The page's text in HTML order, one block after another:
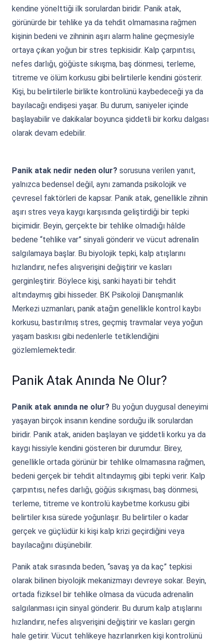
kendine yönelttiği ilk sorulardan biridir. Panik atak,
görünürde bir tehlike ya da tehdit olmamasına rağmen
kişinin bedeni ve zihninin aşırı alarm haline geçmesiyle
ortaya çıkan yoğun bir stres tepkisidir. Kalp çarpıntısı,
nefes darlığı, göğüste sıkışma, baş dönmesi, terleme,
titreme ve ölüm korkusu gibi belirtilerle kendini gösterir.
Kişi, bu belirtilerle birlikte kontrolünü kaybedeceği ya da
bayılacağı endişesi yaşar. Bu durum, saniyeler içinde
başlayabilir ve dakikalar boyunca şiddetli bir korku dalgası
olarak devam edebilir.
Panik atak nedir neden olur? sorusuna verilen yanıt,
yalnızca bedensel değil, aynı zamanda psikolojik ve
çevresel faktörleri de kapsar. Panik atak, genellikle zihnin
aşırı stres veya kaygı karşısında geliştirdiği bir tepki
biçimidir. Beyin, gerçekte bir tehlike olmadığı hâlde
bedene “tehlike var” sinyali gönderir ve vücut adrenalin
salgılamaya başlar. Bu biyolojik tepki, kalp atışlarını
hızlandırır, nefes alışverişini değiştirir ve kasları
gerginleştirir. Böylece kişi, sanki hayati bir tehdit
altındaymış gibi hisseder. BK Psikoloji Danışmanlık
Merkezi uzmanları, panik atağın genellikle kontrol kaybı
korkusu, bastırılmış stres, geçmiş travmalar veya yoğun
yaşam baskısı gibi nedenlerle tetiklendiğini
gözlemlemektedir.
Panik Atak Anında Ne Olur?
Panik atak anında ne olur? Bu yoğun duygusal deneyimi
yaşayan birçok insanın kendine sorduğu ilk sorulardan
biridir. Panik atak, aniden başlayan ve şiddetli korku ya da
kaygı hissiyle kendini gösteren bir durumdur. Birey,
genellikle ortada görünür bir tehlike olmamasına rağmen,
bedeni gerçek bir tehdit altındaymış gibi tepki verir. Kalp
çarpıntısı, nefes darlığı, göğüs sıkışması, baş dönmesi,
terleme, titreme ve kontrolü kaybetme korkusu gibi
belirtiler kısa sürede yoğunlaşır. Bu belirtiler o kadar
gerçek ve güçlüdür ki kişi kalp krizi geçirdiğini veya
bayılacağını düşünebilir.
Panik atak sırasında beden, “savaş ya da kaç” tepkisi
olarak bilinen biyolojik mekanizmayı devreye sokar. Beyin,
ortada fiziksel bir tehlike olmasa da vücuda adrenalin
salgılanması için sinyal gönderir. Bu durum kalp atışlarını
hızlandırır, nefes alışverişini değiştirir ve kasları gergin
hale getirir. Vücut tehlikeye hazırlanırken kişi kontrolünü